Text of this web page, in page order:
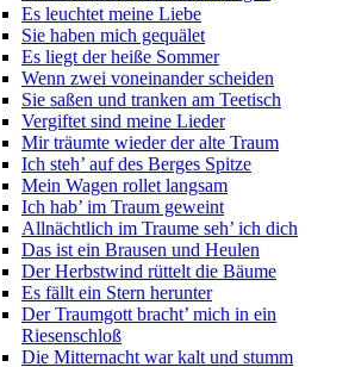
Es leuchtet meine Liebe
Sie haben mich gequälet
Es liegt der heiße Sommer
Wenn zwei voneinander scheiden
Sie saßen und tranken am Teetisch
Vergiftet sind meine Lieder
Mir träumte wieder der alte Traum
Ich steh’ auf des Berges Spitze
Mein Wagen rollet langsam
Ich hab’ im Traum geweint
Allnächtlich im Traume seh’ ich dich
Das ist ein Brausen und Heulen
Der Herbstwind rüttelt die Bäume
Es fällt ein Stern herunter
Der Traumgott bracht’ mich in ein
Riesenschloß
Die Mitternacht war kalt und stumm